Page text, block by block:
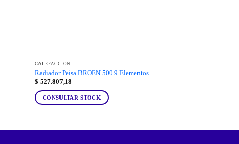
CALEFACCIÓN
Radiador Peisa BROEN 500 9 Elementos
$ 527.807,18
CONSULTAR STOCK